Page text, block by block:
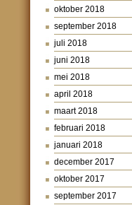
oktober 2018
september 2018
juli 2018
juni 2018
mei 2018
april 2018
maart 2018
februari 2018
januari 2018
december 2017
oktober 2017
september 2017